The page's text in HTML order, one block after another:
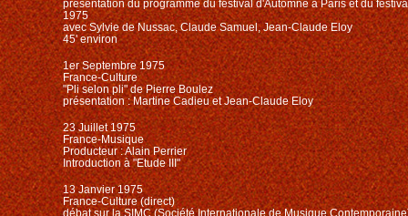
présentation du programme du festival d'Automne à Paris et du
1975
avec Sylvie de Nussac, Claude Samuel, Jean-Claude Eloy
45' environ
1er Septembre 1975
France-Culture
"Pli selon pli" de Pierre Boulez
présentation : Martine Cadieu et Jean-Claude Eloy
23 Juillet 1975
France-Musique
Producteur : Alain Perrier
Introduction à "Etude III"
13 Janvier 1975
France-Culture (direct)
débat sur la SIMC (Société Internationale de Musique